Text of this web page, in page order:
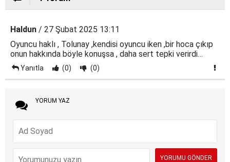
Haldun / 27 Şubat 2025 13:11
Oyuncu haklı , Tolunay ,kendisi oyuncu iken ,bir hoca çıkıp
onun hakkında böyle konuşsa , daha sert tepki verirdi…
Yanıtla (0) (0)
YORUM YAZ